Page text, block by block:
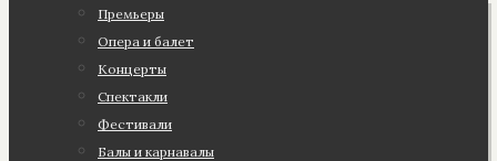
Премьеры
Опера и балет
Концерты
Спектакли
Фестивали
Балы и карнавалы